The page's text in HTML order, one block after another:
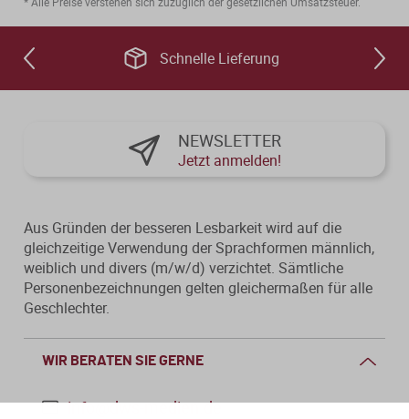
Schnelle Lieferung
WIR BERATEN SIE GERNE
info@dws-medien.de
NEWSLETTER
Jetzt anmelden!
Aus Gründen der besseren Lesbarkeit wird auf die
gleichzeitige Verwendung der Sprachformen männlich,
weiblich und divers (m/w/d) verzichtet. Sämtliche
Personenbezeichnungen gelten gleichermaßen für alle
Geschlechter.